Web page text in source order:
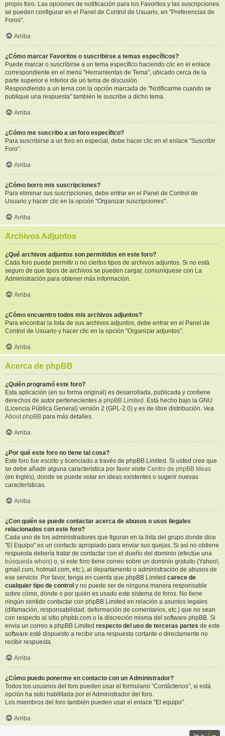
propio foro. Las opciones de notificación para los Favoritos y las suscripciones
se pueden configurar en el Panel de Control de Usuario, en "Preferencias de
Foros".
Arriba
¿Cómo marcar Favoritos o suscribirse a temas específicos?
Puede marcar o suscribirse a un tema específico haciendo clic en el enlace
correspondiente en el menú "Herramientas de Tema", ubicado cerca de la
parte superior e inferior de un tema de discusión.
Respondiendo a un tema con la opción marcada de "Notificarme cuando se
publique una respuesta" también le suscribe a dicho tema.
Arriba
¿Cómo me suscribo a un foro específico?
Para suscribirse a un foro en especial, debe hacer clic en el enlace "Suscribir
Foro".
Arriba
¿Cómo borro mis suscripciones?
Para eliminar sus suscripciones, debe entrar en el Panel de Control de
Usuario y hacer clic en la opción "Organizar suscripciones".
Arriba
Archivos Adjuntos
¿Qué archivos adjuntos son permitidos en este foro?
Cada foro puede permitir o no ciertos tipos de archivos adjuntos. Si no está
seguro de que tipos de archivos se pueden cargar, comuníquese con La
Administración para obtener más información.
Arriba
¿Cómo encuentro todos mis archivos adjuntos?
Para encontrar la lista de sus archivos adjuntos, debe entrar en el Panel de
Control de Usuario y hacer clic en la opción "Organizar adjuntos".
Arriba
Acerca de phpBB
¿Quién programó este foro?
Esta aplicación (en su forma original) es desarrollada, publicada y contiene
derechos de autor pertenecientes a phpBB Limited . Está hecho bajo la GNU
(Licencia Pública General) versión 2 (GPL-2.0) y es de libre distribución. Vea
About phpBB para más detalles.
Arriba
¿Por qué este foro no tiene tal cosa?
Este foro fue escrito y licenciado a través de phpBB Limited. Si usted cree que
se debe añadir alguna característica por favor visite Centro de phpBB Ideas
(en Inglés), donde se puede votar en ideas existentes o sugerir nuevas
características.
Arriba
¿Con quién se puede contactar acerca de abusos o usos ilegales
relacionados con este foro?
Cada uno de los administradores que figuran en la lista del grupo donde dice
"El Equipo" es un contacto apropiado para enviar sus quejas. Si así no obtiene
respuesta debería tratar de contactar con el dueño del dominio (efectúe una
búsqueda whois) o, si este foro tiene correo sobre un dominio gratuito (Yahoo!,
gmail.com, hotmail.com, etc.), al departamento o administración de abusos de
ese servicio. Por favor, tenga en cuenta que phpBB Limited carece de
cualquier tipo de control y no puede ser de ninguna manera responsable
sobre cómo, dónde o por quién es usado este sistema de foros. No tiene
ningún sentido contactar con phpBB Limited en relación a asuntos legales
(difamación, responsabilidad, deformación de comentarios, etc.) que no sean
con respecto al sitio phpbb.com o la discreción misma del software phpBB. Si
envia un correo a phpBB Limited respecto del uso de terceras partes de este
software esté dispuesto a recibir una respuesta cortante o directamente no
recibir respuesta.
Arriba
¿Cómo puedo ponerme en contacto con un Administrador?
Todos los usuarios del foro pueden usar el formulario “Contáctenos”, si está
opción ha sido habilitada por el Administrador del foro.
Los miembros del foro también pueden usar el enlace "El equipo".
Arriba